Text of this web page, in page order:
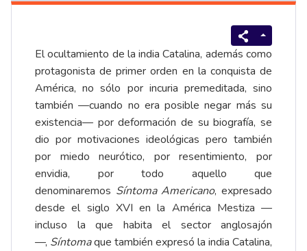
El ocultamiento de la india Catalina, además como
protagonista de primer orden en la conquista de
América, no sólo por incuria premeditada, sino
también —cuando no era posible negar más su
existencia— por deformación de su biografía, se
dio por motivaciones ideológicas pero también
por miedo neurótico, por resentimiento, por
envidia, por todo aquello que
denominaremos Síntoma Americano, expresado
desde el siglo XVI en la América Mestiza —
incluso la que habita el sector anglosajón
—­, Síntomaque también expresó la india Catalina,